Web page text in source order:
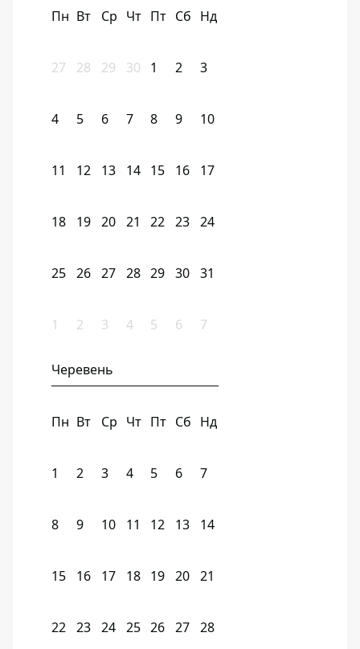
Пн Вт Ср Чт Пт Сб Нд
27 28 29 30 1 2 3
4 5 6 7 8 9 10
11 12 13 14 15 16 17
18 19 20 21 22 23 24
25 26 27 28 29 30 31
1 2 3 4 5 6 7
Черевень
Пн Вт Ср Чт Пт Сб Нд
1 2 3 4 5 6 7
8 9 10 11 12 13 14
15 16 17 18 19 20 21
22 23 24 25 26 27 28